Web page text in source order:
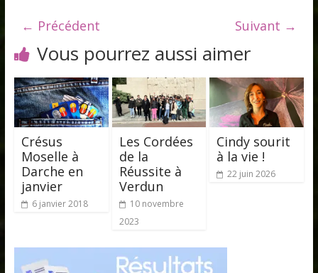
← Précédent Suivant →
Vous pourrez aussi aimer
Crésus
Moselle à
Darche en
janvier
6 janvier 2018
Les Cordées
de la
Réussite à
Verdun
10 novembre
2023
Cindy sourit
à la vie !
22 juin 2026